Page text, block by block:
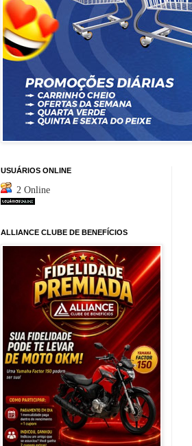
USUÁRIOS ONLINE
2 Online
ALLIANCE CLUBE DE BENEFÍCIOS